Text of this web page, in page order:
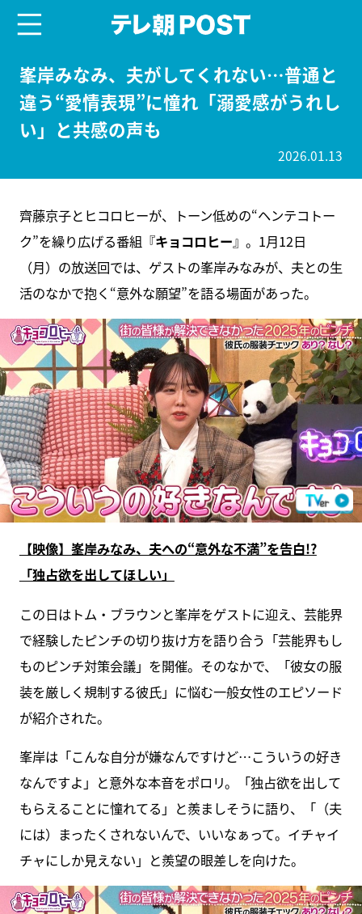
峯岸みなみ、夫がしてくれない…普通と
違う“愛情表現”に憧れ「溺愛感がうれし
い」と共感の声も
2026.01.13
齊藤京子とヒコロヒーが、トーン低めの“ヘンテコトー
ク”を繰り広げる番組『キョコロヒー』。1月12日
（月）の放送回では、ゲストの峯岸みなみが、夫との生
活のなかで抱く“意外な願望”を語る場面があった。
【映像】峯岸みなみ、夫への“意外な不満”を告白!?
「独占欲を出してほしい」
この日はトム・ブラウンと峯岸をゲストに迎え、芸能界
で経験したピンチの切り抜け方を語り合う「芸能界もし
ものピンチ対策会議」を開催。そのなかで、「彼女の服
装を厳しく規制する彼氏」に悩む一般女性のエピソード
が紹介された。
峯岸は「こんな自分が嫌なんですけど…こういうの好き
なんですよ」と意外な本音をポロリ。「独占欲を出して
もらえることに憧れてる」と羨ましそうに語り、「（夫
には）まったくされないんで、いいなぁって。イチャイ
チャにしか見えない」と羨望の眼差しを向けた。